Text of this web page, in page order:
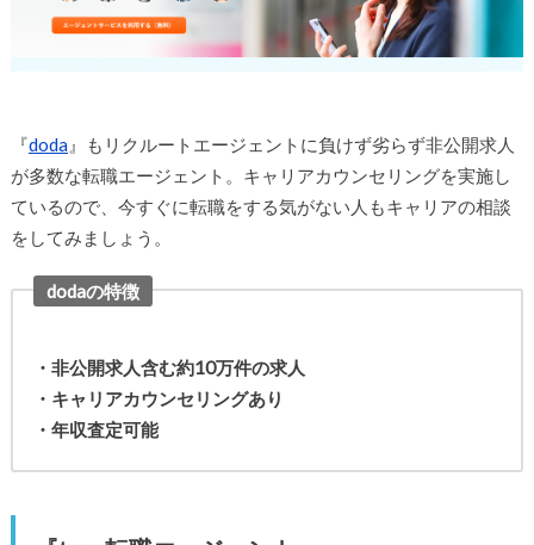
『doda』もリクルートエージェントに負けず劣らず非公開求人
が多数な転職エージェント。キャリアカウンセリングを実施し
ているので、今すぐに転職をする気がない人もキャリアの相談
をしてみましょう。
dodaの特徴
・非公開求人含む約10万件の求人
・キャリアカウンセリングあり
・年収査定可能